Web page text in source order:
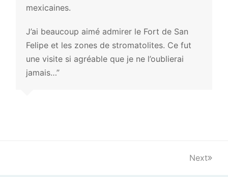
mexicaines.
J’ai beaucoup aimé admirer le Fort de San
Felipe et les zones de stromatolites. Ce fut
une visite si agréable que je ne l’oublierai
jamais…”
Next